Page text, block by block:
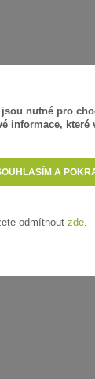
nutné pro
informace,
A
odmítnout zde.